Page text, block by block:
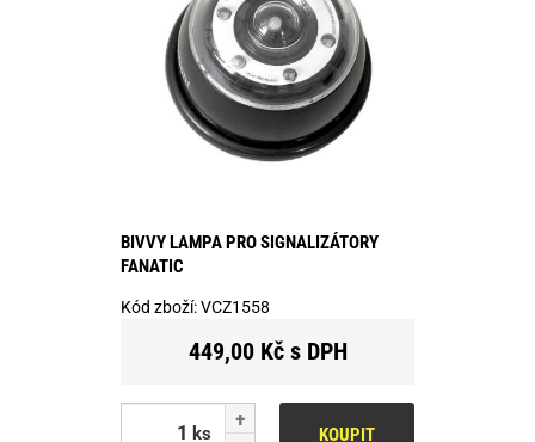
BIVVY LAMPA PRO SIGNALIZÁTORY
FANATIC
Kód zboží:VCZ1558
449,00 Kč s DPH
ks KOUPIT